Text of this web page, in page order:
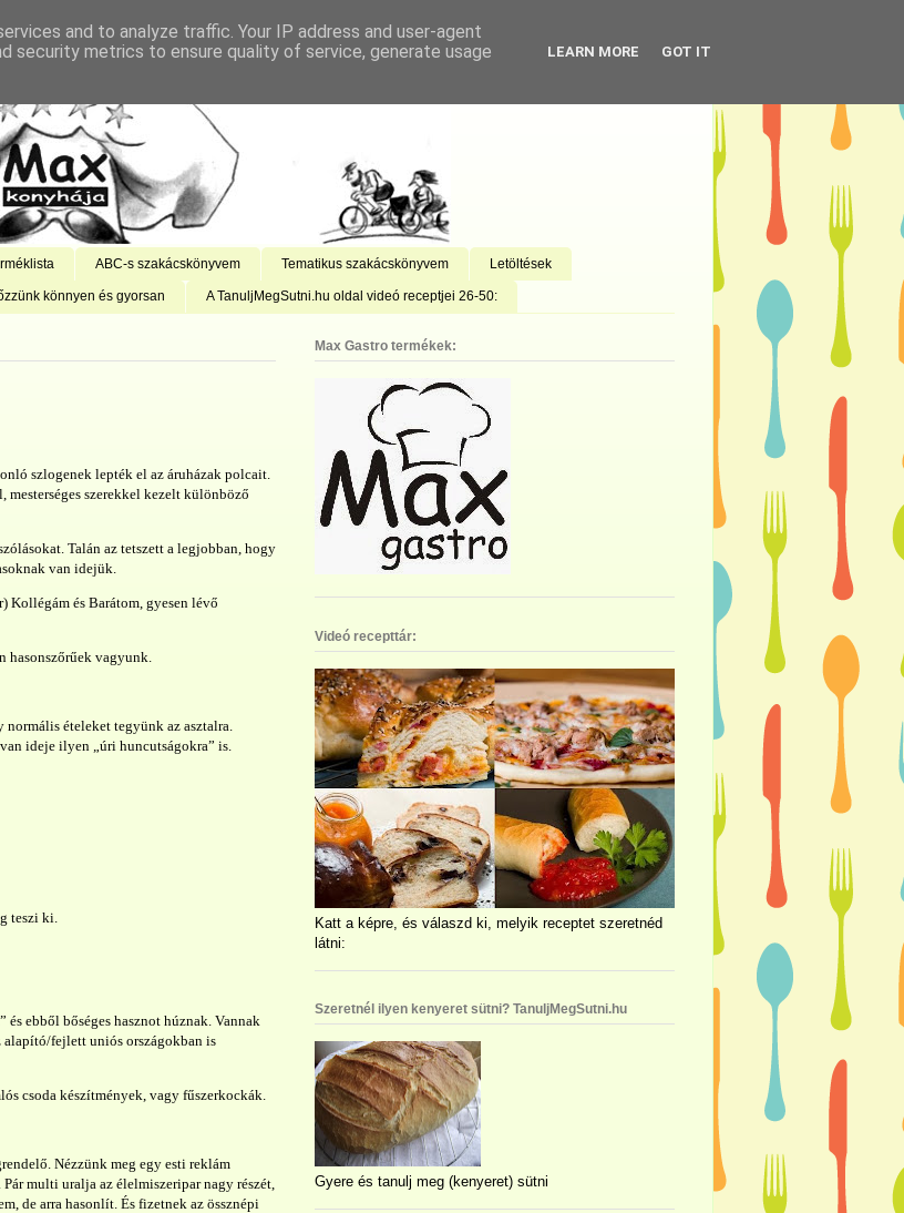
ABC-s szakácskönyvem Tematikus szakácskönyvem Letöltések
könnyen és gyorsan A TanuljMegSutni.hu oldal videó receptjei 26-50:
szlogenek lepték el az áruházak polcait.
szerekkel kezelt különböző
Talán az tetszett a legjobban, hogy
van idejük.
Kollégám és Barátom, gyesen lévő
hasonszőrűek vagyunk.
ételeket tegyünk az asztalra.
ideje ilyen „úri huncutságokra” is.
teszi ki.
ebből bőséges hasznot húznak. Vannak
alapító/fejlett uniós országokban is
csoda készítmények, vagy fűszerkockák.
Nézzünk meg egy esti reklám
multi uralja az élelmiszeripar nagy részét,
de arra hasonlít. És fizetnek az össznépi
Max Gastro termékek:
Videó recepttár:
Katt a képre, és válaszd ki, melyik receptet szeretnéd
látni:
Szeretnél ilyen kenyeret sütni? TanuljMegSutni.hu
Gyere és tanulj meg (kenyeret) sütni
and to analyze traffic. Your IP address and user-agent
security metrics to ensure quality of service, generate usage
LEARN MORE GOT IT